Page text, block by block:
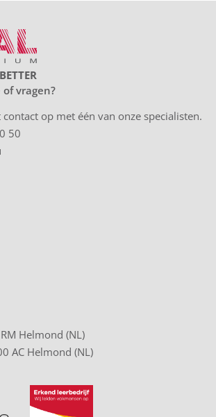
vragen?
op met één van onze specialisten.
50
Helmond (NL)
AC Helmond (NL)